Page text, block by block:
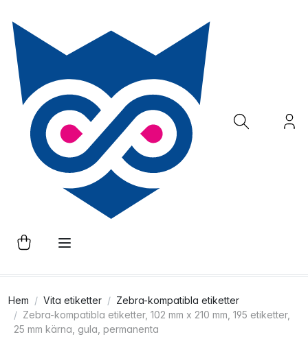
Hem Vita etiketter
Zebra-kompatibla etiketter
Zebra-kompatibla etiketter, 102 mm x 210 mm, 195 etiketter,
25 mm kärna, gula, permanenta